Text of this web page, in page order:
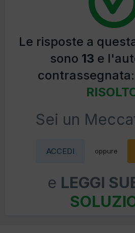
Le risposte a
sono 13 e
contrassegnata:
Sei un
ACCEDI oppure
e LEGGI